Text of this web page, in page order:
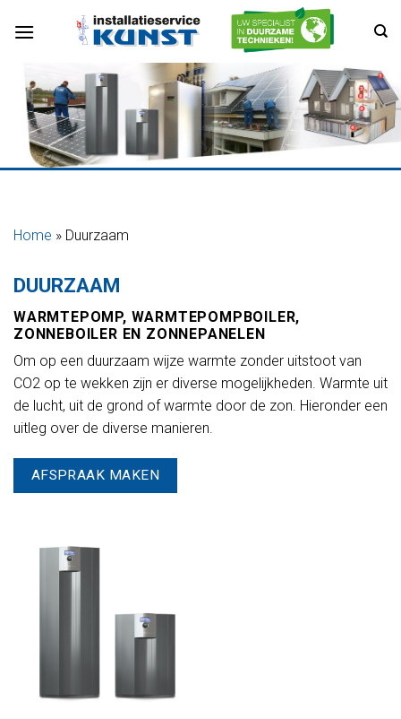
naar
Home » Duurzaam
DUURZAAM
WARMTEPOMP, WARMTEPOMPBOILER,
ZONNEBOILER EN ZONNEPANELEN
Om op een duurzaam wijze warmte zonder uitstoot van
CO2 op te wekken zijn er diverse mogelijkheden. Warmte uit
de lucht, uit de grond of warmte door de zon. Hieronder een
uitleg over de diverse manieren.
AFSPRAAK MAKEN